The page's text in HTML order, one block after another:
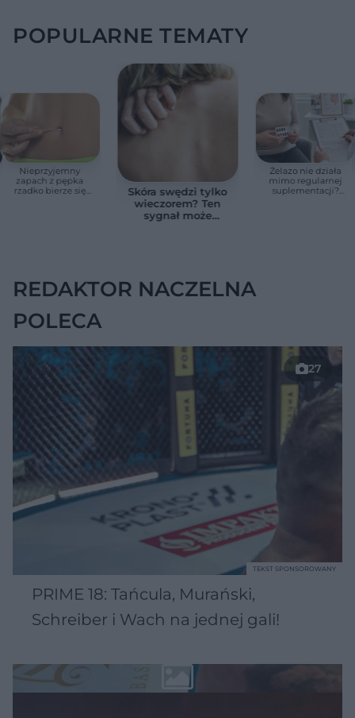
POPULARNE TEMATY
Nieprzyjemny
zapach z pępka
rzadko bierze się
Skóra swędzi tylko
wieczorem? Ten
sygnał może
Żelazo nie działa
mimo regularnej
suplementacji?
REDAKTOR NACZELNA
POLECA
27
PRIME 18: Tańcula, Murański,
Schreiber i Wach na jednej gali!
TEKST SPONSOROWANY